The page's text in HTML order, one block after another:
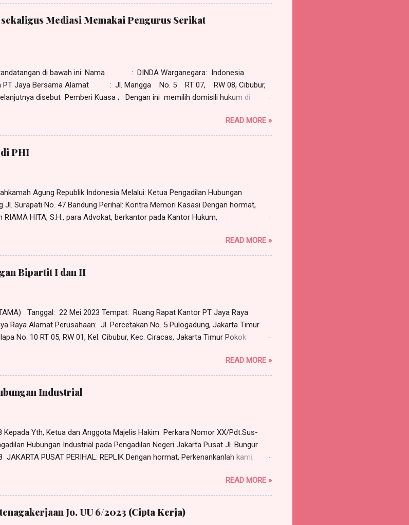
gugatan diajukan kepada pengadilan di tempat tinggal tergugat.
PHI Denpasar tidak berwenang memeriksa, mengadili dan memutus
si pekerja. Menurut tergugat yang berwenang adalah PHI Jakarta Pusat
perusahaan. Eksepsi tersebut dapat dilihat dalam Putusan PHI Denpasar
Mediasi Memakai Pengurus Serikat
di bawah ini: Nama : DINDA Warganegara: Indonesia
Jaya Bersama Alamat : Jl. Mangga No. 5 RT 07, RW 08, Cibubur,
disebut Pemberi Kuasa ; Dengan ini memilih domisili hukum di
Pekerja PT Jaya Bersama; RIO, warganegara Indonesia, Sekretaris Serikat
Masing-masing selaku pengurus Serikat Pekerja PT Jaya Bersama, beralamat
Jakarta Timur , bertindak baik secara bersama-sama maupun sendiri-
sebagai Penerima Kuasa ; K H U S U S Untuk dan atas nama serta
READ MORE »
PHI
Agung Republik Indonesia Melalui: Ketua Pengadilan Hubungan
Surapati No. 47 Bandung Perihal: Kontra Memori Kasasi Dengan hormat,
RIAMA HITA, S.H., para Advokat, berkantor pada Kantor Hukum,
Desember 2023 dari dan karenanya sah bertindak untuk dan atas nama PT
__ Desa ___, Kecamatan _________, Kabupaten Bogor, dengan ini
Memori Kasasi atas permohonan kasasi yang diajukan Liana Sari, Dkk (3
Putusan Pengadilan Hubungan Industrial pada Pengadilan Negeri Bandung
READ MORE »
Bipartit I dan II
Tanggal: 22 Mei 2023 Tempat: Ruang Rapat Kantor PT Jaya Raya
Perusahaan: Jl. Percetakan No. 5 Pulogadung, Jakarta Timur
No. 10 RT 05, RW 01, Kel. Cibubur, Kec. Ciracas, Jakarta Timur Pokok
pada tanggal 29 Maret 2023 pekerja telah mengajukan surat ijin tidak
atasan langsung pekerja, yaitu Pak Gunawan, dan disetujui. Pekerja minta
operasi benjolan di lehernya. Lagi pula PHK yang dilakukan perusahaan
READ MORE »
Industrial
Kepada Yth, Ketua dan Anggota Majelis Hakim Perkara Nomor XX/Pdt.Sus-
Hubungan Industrial pada Pengadilan Negeri Jakarta Pusat Jl. Bungur
JAKARTA PUSAT PERIHAL: REPLIK Dengan hormat, Perkenankanlah kami,
Akbar Bunder I No. 119A Munjul, Cipayung, Jakarta Timur, HP/WA: 0812-8386-
berdasarkan Surat Kuasa Khusus tanggal 10 Januari 2018,
nama SULASTRI sebagai Penggugat dalam perkara Nomor XX/Pdt.Sus-
ini mengajukan REPLIK, sebagai berikut: DALAM EKSEPSI Bahwa eksepsi
READ MORE »
Jo. UU 6/2023 (Cipta Kerja)